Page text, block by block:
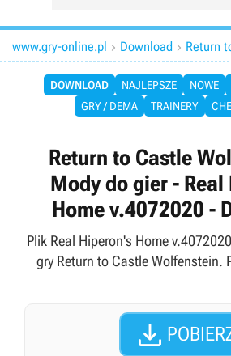
www.gry-online.pl  Download  Return
DOWNLOAD NAJLEPSZE NOWE
GRY / DEMA
TRAINERY
Return to Castle
Mody do gier -
Home v.4072020 -
Plik Real Hiperon's Home
gry Return to Castle Wolfenstein.
